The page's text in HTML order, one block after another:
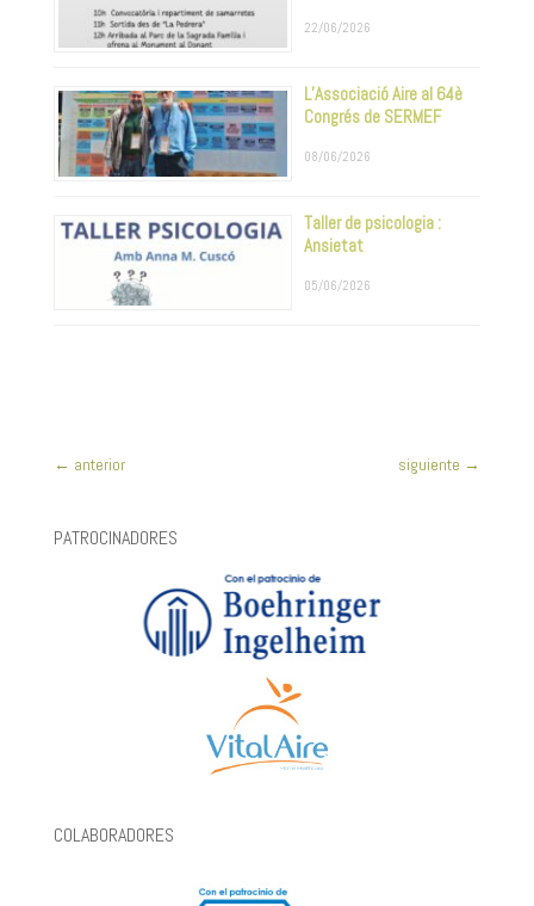
22/06/2026
L’Associació Aire al 64è
Congrés de SERMEF
08/06/2026
Taller de psicologia :
Ansietat
05/06/2026
← anterior siguiente →
PATROCINADORES
COLABORADORES